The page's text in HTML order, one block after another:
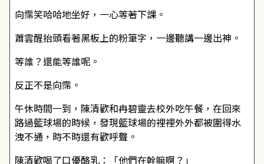
向霈笑哈哈地坐好，一心等著下課。
蕭雲醒抬頭看著黑板上的粉筆字，一邊聽講一邊出神。
等誰？還能等誰呢。
反正不是向霈。
午休時間一到，陳清歡和冉碧靈去校外吃午餐，在回來
路過籃球場的時候，發現籃球場的裡裡外外都被圍得水
洩不通，時不時還有歡呼聲。
陳清歡喝了口優酪乳：「他們在幹嘛啊？」